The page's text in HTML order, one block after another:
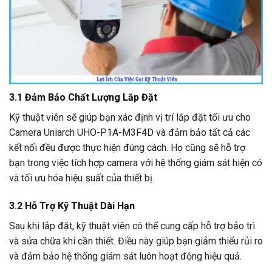
3.1 Đảm Bảo Chất Lượng Lắp Đặt
Kỹ thuật viên sẽ giúp bạn xác định vị trí lắp đặt tối ưu cho
Camera Uniarch UHO-P1A-M3F4D và đảm bảo tất cả các
kết nối đều được thực hiện đúng cách. Họ cũng sẽ hỗ trợ
bạn trong việc tích hợp camera với hệ thống giám sát hiện có
và tối ưu hóa hiệu suất của thiết bị.
3.2 Hỗ Trợ Kỹ Thuật Dài Hạn
Sau khi lắp đặt, kỹ thuật viên có thể cung cấp hỗ trợ bảo trì
và sửa chữa khi cần thiết. Điều này giúp bạn giảm thiểu rủi ro
và đảm bảo hệ thống giám sát luôn hoạt động hiệu quả.